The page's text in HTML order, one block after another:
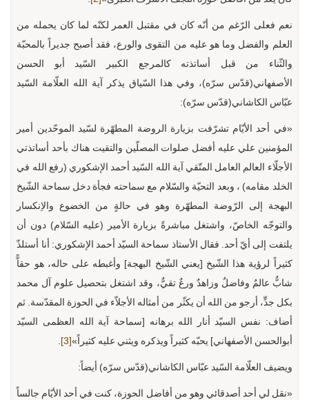
نعم فعلى الرّغم من أنّه كان في مقتبل العمر لكنّه لما كان يحمله من
العلم والفضل وما هو عليه من التقوى والورع، فقد أصبح جديراً بالمحبّة
والثّناء من قبل أساتذته كالمرجع الكبير السّيد أبو الحسن
الأصفهاني(قدّس سرّه)، وفي هذا السّياق يذكر آية الله العلّامة السّيد
عبّاس الكاشاني(قدّس سرّه):
«في أحد الأيّام تشرّفت بزيارة الروضة المطهّرة لسّيد الموحّدين أمير
المؤمنين علي عليه أفضل صلوات المصلّين والتقيت هناك بأحد أساتذتي
الأجلّاء العالم العامل المتّقي آية الله السّيد أحمد الإشكوري (رفع الله في
الخلد مقامه) ، وبعد التحيّة والسّلام مع سماحته فجأة دخل سماحة الشّيخ
البهجة إلى الرّوضة المطهّرة وهو في حالةٍ من الخضوع والاِنكسار
والتوجّه الخاصّ، واشتغل مباشرةً بزيارة الأمير (عليه السّلام) دون أن
يلتفت إلى أيّ أحد. فقال الأستاذ سماحة السيّد أحمد الإشكوري: أنا أستلذّ
كثيراً لرؤية هذا الشّيخ [يعني الشّيخ البهجة] وأغبطه على حاله، هو حقاًّ
شابٌّ عالمٌ وفاضلٌ وزاهدٌ ورعٌ تقيٌّ، وقد اشتغل بتحصيل علوم آل محمد
بكل جدٍّ، أرجو من الله أن يكثّر من أمثاله الأجلاّء في الحوزة المقدّسة. ثم
أضاف: نفس السيّد أنار الله برهانه [سماحة آية الله العظمى السيّد
أبوالحسن الأصفهاني] يحبّه كثيراً ويذكره ويثني عليه كثيراً»[3]
.
ويضيف العلّامة السّيد عبّاس الكاشاني(قدّس سرّه) أيضاً:
«نقل لي أحد أصدقائي وهو من أفاضل الحوزة، كنت في أحد الأيّام جالساً